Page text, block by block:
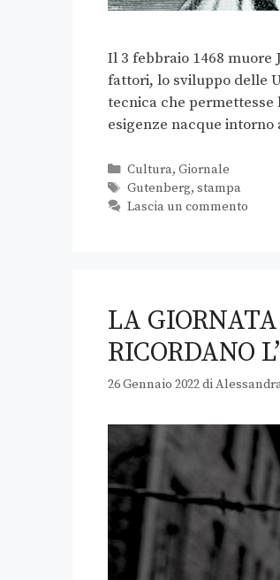
Il 3 febbraio 1468
fattori, lo sviluppo delle
tecnica che
esigenze nacque
Cultura, Giornale
Gutenberg, stampa
Lascia un commento
LA
RICORDANO
26 Gennaio 2022di